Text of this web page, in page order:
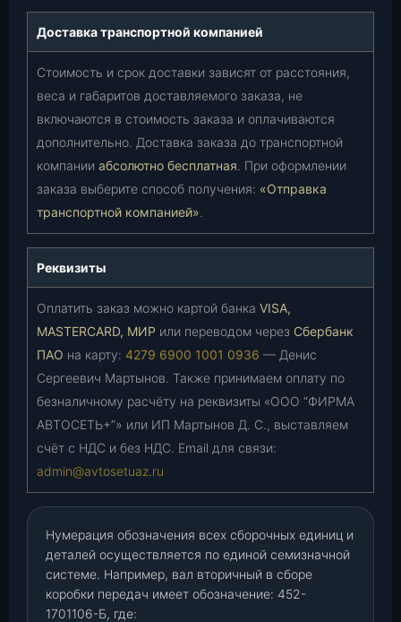
Доставка транспортной компанией
Стоимость и срок доставки зависят от расстояния,
веса и габаритов доставляемого заказа, не
включаются в стоимость заказа и оплачиваются
дополнительно. Доставка заказа до транспортной
компании абсолютно бесплатная. При оформлении
заказа выберите способ получения: «Отправка
транспортной компанией».
Реквизиты
Оплатить заказ можно картой банка VISA,
MASTERCARD, МИР или переводом через Сбербанк
ПАО на карту: 4279 6900 1001 0936 — Денис
Сергеевич Мартынов. Также принимаем оплату по
безналичному расчёту на реквизиты «ООО “ФИРМА
АВТОСЕТЬ+”» или ИП Мартынов Д. С., выставляем
счёт с НДС и без НДС. Email для связи:
admin@avtosetuaz.ru
Нумерация обозначения всех сборочных единиц и
деталей осуществляется по единой семизначной
системе. Например, вал вторичный в сборе
коробки передач имеет обозначение: 452-
1701106-Б, где: